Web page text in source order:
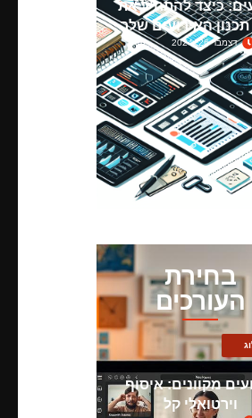
כיצד להתחיל את
האירועים שלך
דצמבר 26, 2024
בחירת
העורכים
מקוונים: איסוף
וירטואלי קל